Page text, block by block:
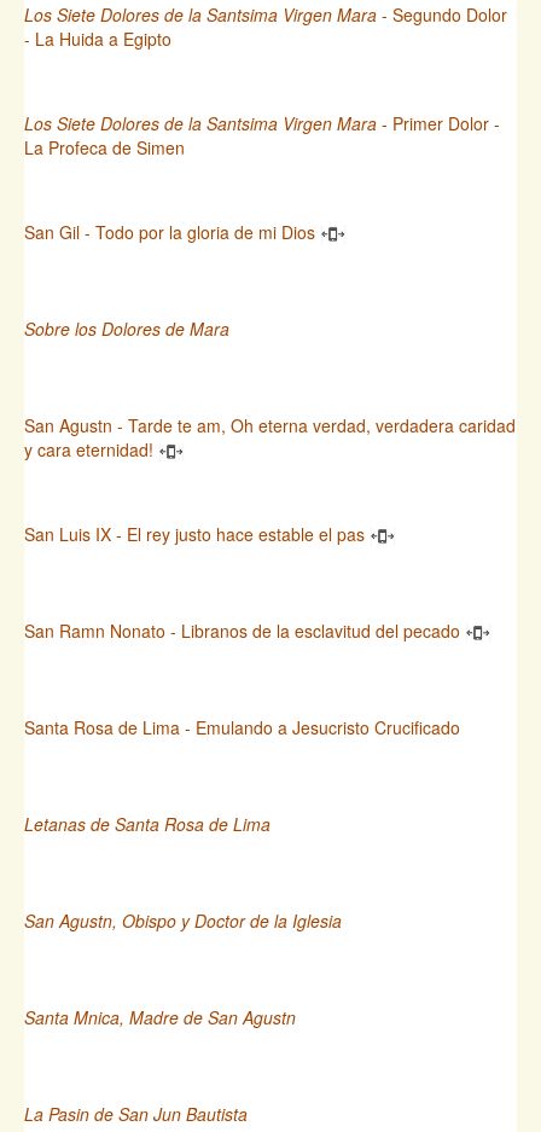
Los Siete Dolores de la Santsima Virgen Mara - Segundo Dolor
- La Huida a Egipto
Los Siete Dolores de la Santsima Virgen Mara - Primer Dolor -
La Profeca de Simen
San Gil - Todo por la gloria de mi Dios
Sobre los Dolores de Mara
San Agustn - Tarde te am, Oh eterna verdad, verdadera caridad
y cara eternidad!
San Luis IX - El rey justo hace estable el pas
San Ramn Nonato - Libranos de la esclavitud del pecado
Santa Rosa de Lima - Emulando a Jesucristo Crucificado
Letanas de Santa Rosa de Lima
San Agustn, Obispo y Doctor de la Iglesia
Santa Mnica, Madre de San Agustn
La Pasin de San Jun Bautista